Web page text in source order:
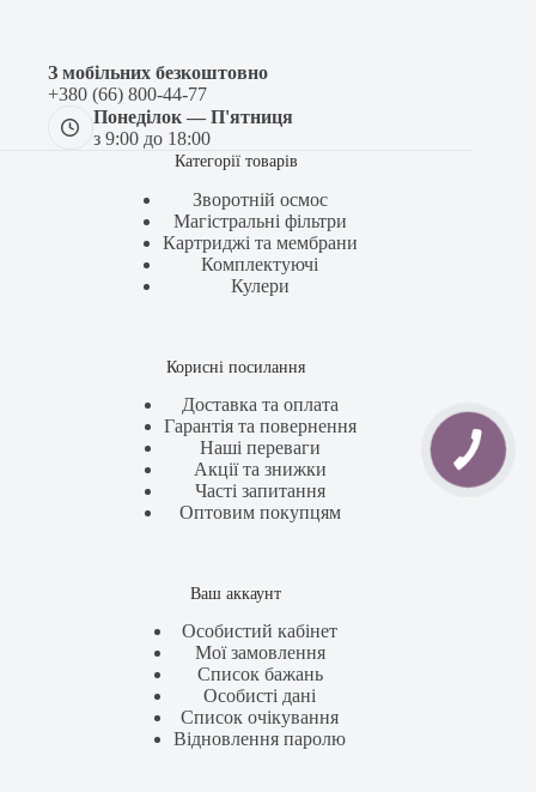
З мобільних безкоштовно
+380 (66) 800-44-77
Понеділок — П'ятниця
з 9:00 до 18:00
Категорії товарів
Зворотній осмос
Магістральні фільтри
Картриджі та мембрани
Комплектуючі
Кулери
Корисні посилання
Доставка та оплата
Гарантія та повернення
Наші переваги
Акції та знижки
Часті запитання
Оптовим покупцям
Ваш аккаунт
Особистий кабінет
Мої замовлення
Список бажань
Особисті дані
Список очікування
Відновлення паролю